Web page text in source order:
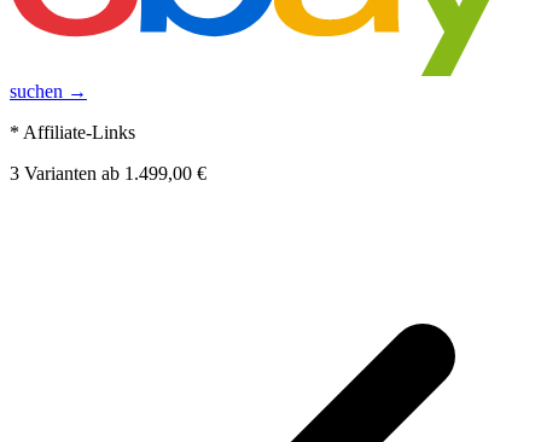
suchen →
* Affiliate-Links
3 Varianten ab 1.499,00 €